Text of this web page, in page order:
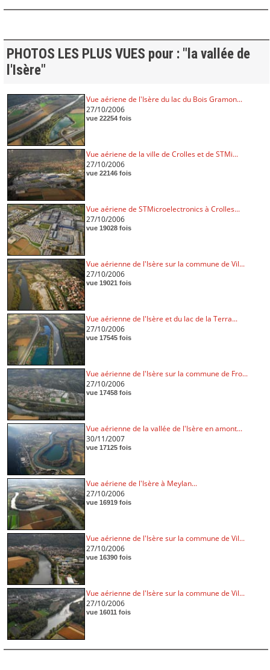
PHOTOS LES PLUS VUES pour : "la vallée de
l'Isère"
Vue aériene de l'Isère du lac du Bois Gramon...
27/10/2006
vue 22254 fois
Vue aériene de la ville de Crolles et de STMi...
27/10/2006
vue 22146 fois
Vue aériene de STMicroelectronics à Crolles...
27/10/2006
vue 19028 fois
Vue aérienne de l'Isère sur la commune de Vil...
27/10/2006
vue 19021 fois
Vue aérienne de l'Isère et du lac de la Terra...
27/10/2006
vue 17545 fois
Vue aérienne de l'Isère sur la commune de Fro...
27/10/2006
vue 17458 fois
Vue aérienne de la vallée de l'Isère en amont...
30/11/2007
vue 17125 fois
Vue aériene de l'Isère à Meylan...
27/10/2006
vue 16919 fois
Vue aérienne de l'Isère sur la commune de Vil...
27/10/2006
vue 16390 fois
Vue aérienne de l'Isère sur la commune de Vil...
27/10/2006
vue 16011 fois